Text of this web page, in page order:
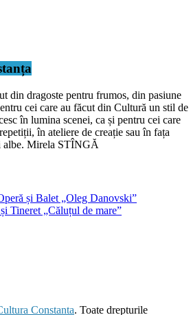
din dragoste pentru frumos, din pasiune
cei care au făcut din Cultură un stil de
în lumina scenei, ca și pentru cei care
în ateliere de creație sau în fața
albe. Mirela STÎNGĂ
și Balet „Oleg Danovski”
Tineret „Căluțul de mare”
Constanta. Toate drepturile